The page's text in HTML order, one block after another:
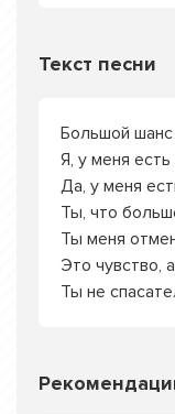
Текст песни
Большой
Я, у меня есть
Да, у меня
Ты, что
Ты меня
Это чувство,
Ты не